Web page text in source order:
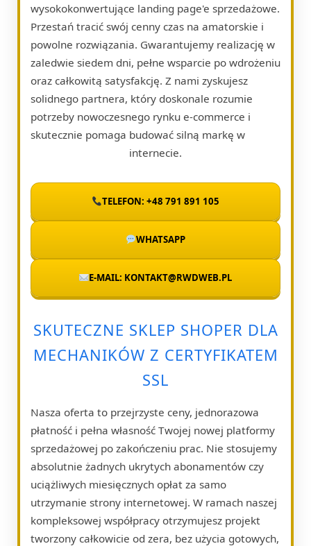
wysokokonwertujące landing page'e sprzedażowe.
Przestań tracić swój cenny czas na amatorskie i
powolne rozwiązania. Gwarantujemy realizację w
zaledwie siedem dni, pełne wsparcie po wdrożeniu
oraz całkowitą satysfakcję. Z nami zyskujesz
solidnego partnera, który doskonale rozumie
potrzeby nowoczesnego rynku e-commerce i
skutecznie pomaga budować silną markę w
internecie.
TELEFON: +48 791 891 105
WHATSAPP
E-MAIL: KONTAKT@RWDWEB.PL
SKUTECZNE SKLEP SHOPER DLA
MECHANIKÓW Z CERTYFIKATEM
SSL
Nasza oferta to przejrzyste ceny, jednorazowa
płatność i pełna własność Twojej nowej platformy
sprzedażowej po zakończeniu prac. Nie stosujemy
absolutnie żadnych ukrytych abonamentów czy
uciążliwych miesięcznych opłat za samo
utrzymanie strony internetowej. W ramach naszej
kompleksowej współpracy otrzymujesz projekt
tworzony całkowicie od zera, bez użycia gotowych,